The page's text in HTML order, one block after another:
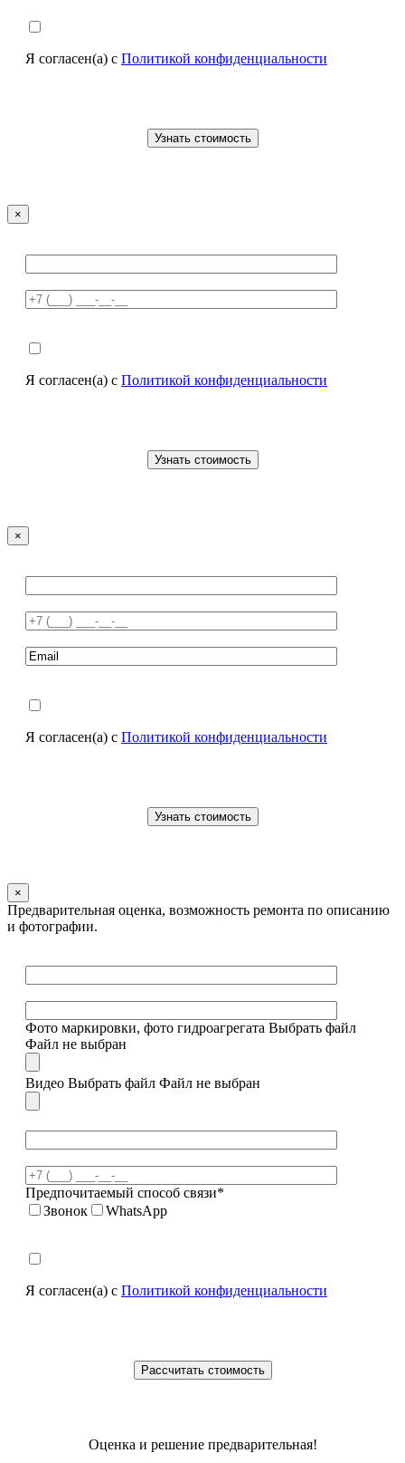
Я согласен(а) с Политикой конфиденциальности
×
Я согласен(а) с Политикой конфиденциальности
×
Я согласен(а) с Политикой конфиденциальности
×
Предварительная оценка, возможность ремонта по описанию
и фотографии.
Фото маркировки, фото гидроагрегата Выбрать файл
Файл не выбран
Видео Выбрать файл Файл не выбран
Предпочитаемый способ связи*
Звонок
WhatsApp
Я согласен(а) с Политикой конфиденциальности
Оценка и решение предварительная!